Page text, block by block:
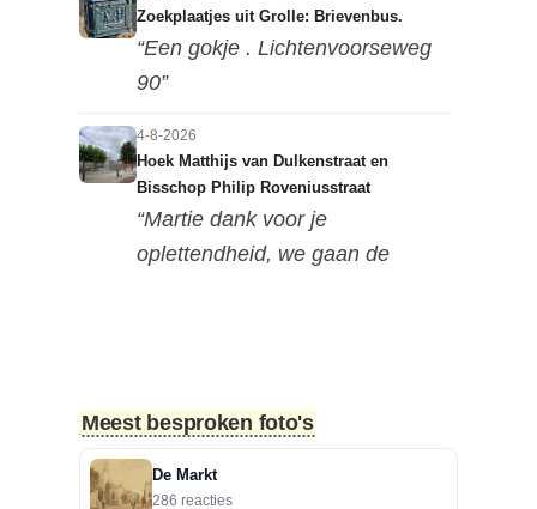
Zoekplaatjes uit Grolle: Brievenbus.
“Een gokje . Lichtenvoorseweg
90”
4-8-2026
Hoek Matthijs van Dulkenstraat en
Bisschop Philip Roveniusstraat
“Martie dank voor je
oplettendheid, we gaan de
“Beste redactie, dit klopt niet. Dit
deel van de landbouwscho...”
Meest besproken foto's
De Markt
286 reacties